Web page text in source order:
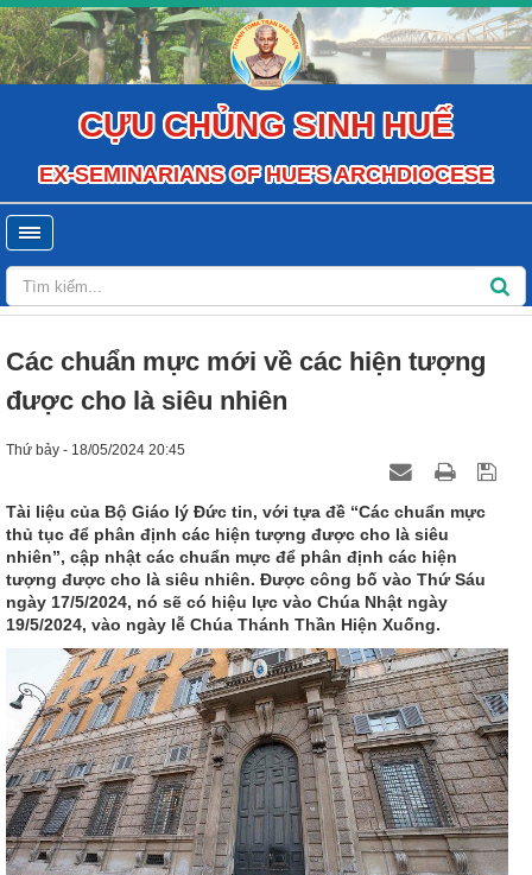
CỰU CHỦNG SINH HUẾ
EX-SEMINARIANS OF HUE'S ARCHDIOCESE
Các chuẩn mực mới về các hiện tượng
được cho là siêu nhiên
Thứ bảy - 18/05/2024 20:45
Tài liệu của Bộ Giáo lý Đức tin, với tựa đề “Các chuẩn mực
thủ tục để phân định các hiện tượng được cho là siêu
nhiên”, cập nhật các chuẩn mực để phân định các hiện
tượng được cho là siêu nhiên. Được công bố vào Thứ Sáu
ngày 17/5/2024, nó sẽ có hiệu lực vào Chúa Nhật ngày
19/5/2024, vào ngày lễ Chúa Thánh Thần Hiện Xuống.